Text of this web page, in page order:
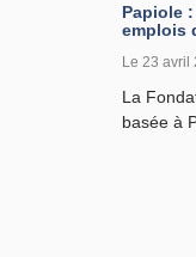
Papiole
emplois
Le 23 avril
La
basée à